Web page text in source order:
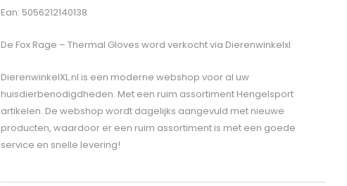
Ean: 5056212140138
De Fox Rage – Thermal Gloves word verkocht via Dierenwinkelxl
DierenwinkelXL.nl is een moderne webshop voor al uw
huisdierbenodigdheden. Met een ruim assortiment Hengelsport
artikelen. De webshop wordt dagelijks aangevuld met nieuwe
producten, waardoor er een ruim assortiment is met een goede
service en snelle levering!